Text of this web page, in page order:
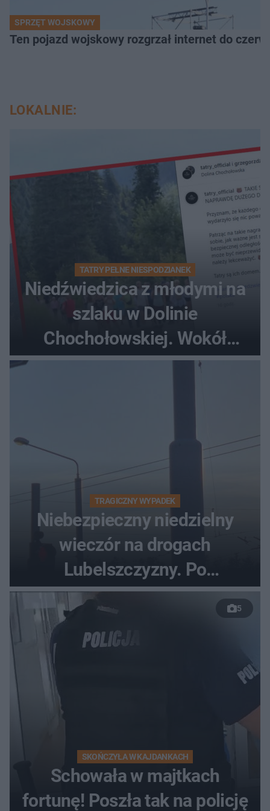
SPRZĘT WOJSKOWY
Ten pojazd wojskowy rozgrzał internet do
LOKALNIE:
TATRY PEŁNE NIESPODZIANEK
Niedźwiedzica z młodymi na
szlaku w Dolinie
Chochołowskiej. Wokół
TRAGICZNY WYPADEK
Niebezpieczny niedzielny
wieczór na drogach
Lubelszczyzny. Po
nieudanym manewrze
wyprzedzania zginął
kierowca auta
5
SKOŃCZYŁA W KAJDANKACH
Schowała w majtkach
fortunę! Poszła tak na policję